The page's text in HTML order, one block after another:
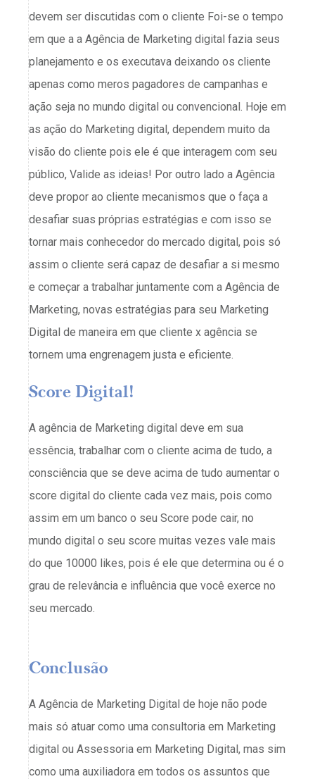
devem ser discutidas com o cliente Foi-se o tempo
em que a a Agência de Marketing digital fazia seus
planejamento e os executava deixando os cliente
apenas como meros pagadores de campanhas e
ação seja no mundo digital ou convencional. Hoje em
as ação do Marketing digital, dependem muito da
visão do cliente pois ele é que interagem com seu
público, Valide as ideias! Por outro lado a Agência
deve propor ao cliente mecanismos que o faça a
desafiar suas próprias estratégias e com isso se
tornar mais conhecedor do mercado digital, pois só
assim o cliente será capaz de desafiar a si mesmo
e começar a trabalhar juntamente com a Agência de
Marketing, novas estratégias para seu Marketing
Digital de maneira em que cliente x agência se
tornem uma engrenagem justa e eficiente.
Score Digital!
A agência de Marketing digital deve em sua
essência, trabalhar com o cliente acima de tudo, a
consciência que se deve acima de tudo aumentar o
score digital do cliente cada vez mais, pois como
assim em um banco o seu Score pode cair, no
mundo digital o seu score muitas vezes vale mais
do que 10000 likes, pois é ele que determina ou é o
grau de relevância e influência que você exerce no
seu mercado.
Conclusão
A Agência de Marketing Digital de hoje não pode
mais só atuar como uma consultoria em Marketing
digital ou Assessoria em Marketing Digital, mas sim
como uma auxiliadora em todos os assuntos que